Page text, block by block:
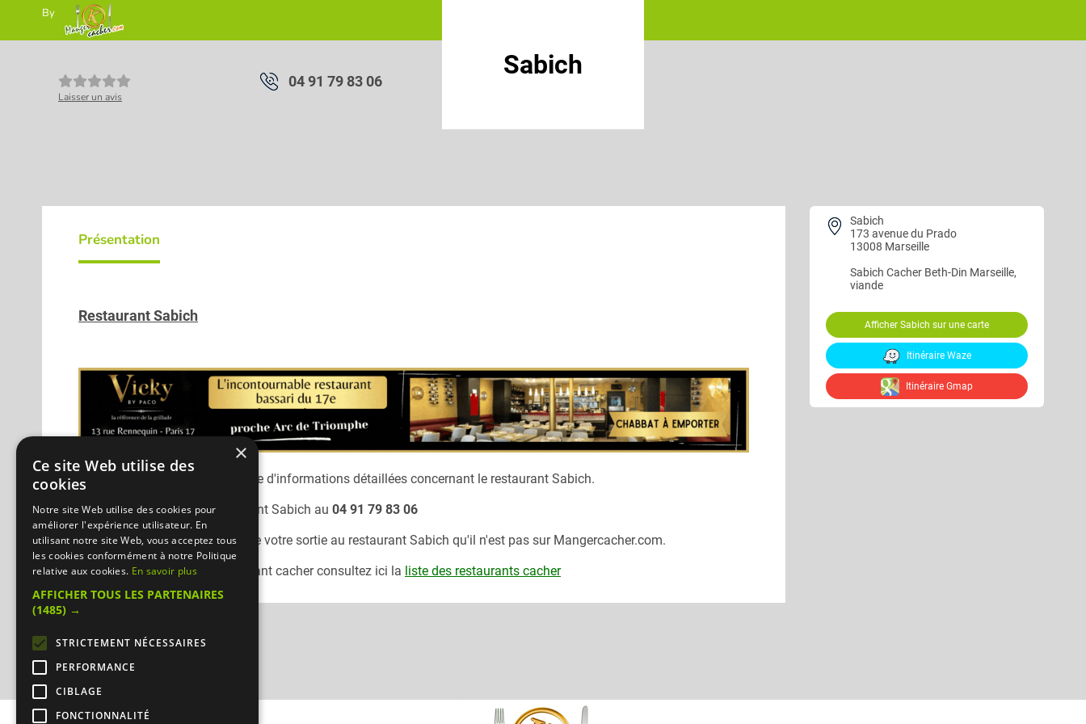
By
Sabich
04 91 79 83 06
Laisser un avis
Sabich
173 avenue du Prado
13008 Marseille
Sabich Cacher Beth-Din Marseille,
viande
Afficher Sabich sur une carte
Itinéraire Waze
Itinéraire Gmap
Présentation
Restaurant Sabich
Désolé, nous n'avons pas encore d'informations détaillées concernant le restaurant Sabich.
Vous pouvez joindre le restaurant Sabich au 04 91 79 83 06
N'oubliez pas de préciser lors de votre sortie au restaurant Sabich qu'il n'est pas sur Mangercacher.com.
Pour consulter un autre restaurant cacher consultez ici la liste des restaurants cacher
×
Ce site Web utilise des
cookies
Notre site Web utilise des cookies pour
améliorer l'expérience utilisateur. En
utilisant notre site Web, vous acceptez tous
les cookies conformément à notre Politique
relative aux cookies. En savoir plus
AFFICHER TOUS LES PARTENAIRES
(1485) →
STRICTEMENT NÉCESSAIRES
PERFORMANCE
CIBLAGE
FONCTIONNALITÉ